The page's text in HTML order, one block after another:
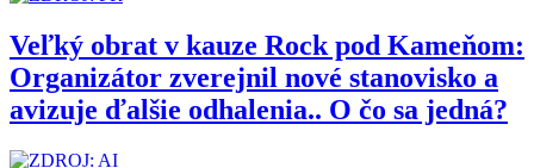
Veľký obrat v kauze Rock pod Kameňom:
Organizátor zverejnil nové stanovisko a
avizuje ďalšie odhalenia.. O čo sa jedná?